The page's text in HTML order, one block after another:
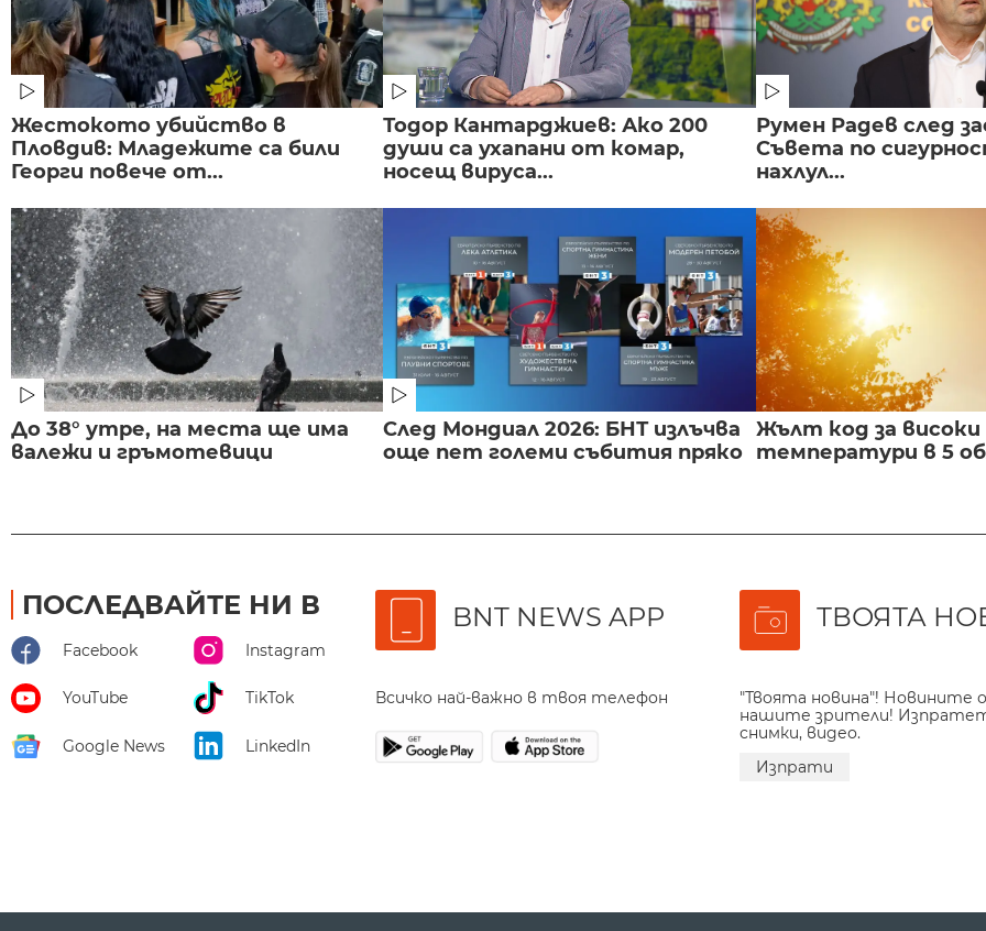
Жестокото убийство в
Пловдив: Младежите са били
Георги повече от...
Тодор Кантарджиев: Ако 200
души са ухапани от комар,
носещ вируса...
Румен Радев след
Съвета по
нахлул...
До 38° утре, на места ще има
валежи и гръмотевици
След Мондиал 2026: БНТ излъчва
още пет големи събития пряко
Жълт код за високи
температури в 5
ПОСЛЕДВАЙТЕ НИ В
Facebook Instagram
YouTube TikTok
Google News LinkedIn
BNT NEWS APP
Всичко най-важно в твоя телефон
ТВОЯТА
"Твоята новина"! Новините
нашите зрители!
снимки, видео.
Изпрати